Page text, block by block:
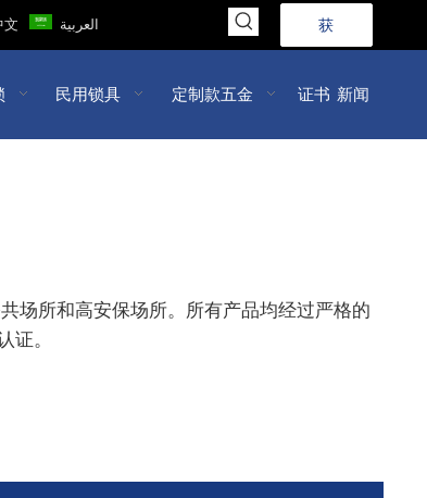
文 العربية
获
报
民用锁具 定制款五金 证书 新闻
场所和高安保场所。所有产品均经过严格的
。